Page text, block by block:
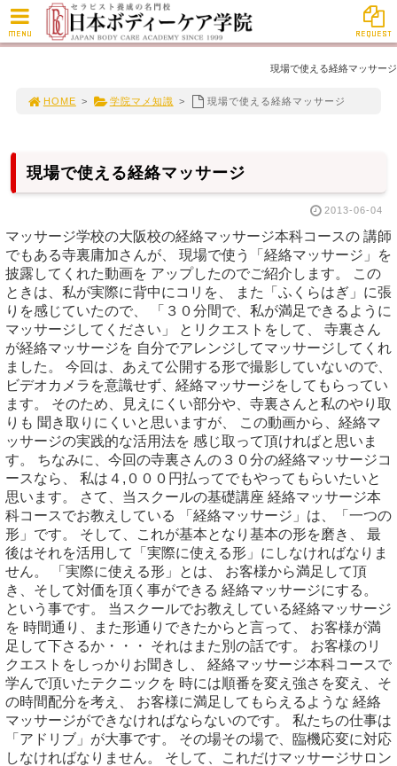
現場で使える経絡マッサージ
HOME > 学院マメ知識 > 現場で使える経絡マッサージ
現場で使える経絡マッサージ
2013-06-04
マッサージ学校の大阪校の経絡マッサージ本科コースの 講師
でもある寺裏庸加さんが、 現場で使う「経絡マッサージ」を
披露してくれた動画を アップしたのでご紹介します。 この
ときは、私が実際に背中にコリを、 また「ふくらはぎ」に張
りを感じていたので、 「３０分間で、私が満足できるように
マッサージしてください」 とリクエストをして、 寺裏さん
が経絡マッサージを 自分でアレンジしてマッサージしてくれ
ました。 今回は、あえて公開する形で撮影していないので、
ビデオカメラを意識せず、経絡マッサージをしてもらってい
ます。 そのため、見えにくい部分や、寺裏さんと私のやり取
りも 聞き取りにくいと思いますが、 この動画から、経絡マ
ッサージの実践的な活用法を 感じ取って頂ければと思いま
す。 ちなみに、今回の寺裏さんの３０分の経絡マッサージコ
ースなら、 私は４,０００円払ってでもやってもらいたいと
思います。 さて、当スクールの基礎講座 経絡マッサージ本
科コースでお教えしている 「経絡マッサージ」は、「一つの
形」です。 そして、これが基本となり基本の形を磨き、 最
後はそれを活用して「実際に使える形」にしなければなりま
せん。 「実際に使える形」とは、 お客様から満足して頂
き、そして対価を頂く事ができる 経絡マッサージにする。
という事です。 当スクールでお教えしている経絡マッサージ
を 時間通り、また形通りできたからと言って、 お客様が満
足して下さるか・・・ それはまた別の話です。 お客様のリ
クエストをしっかりお聞きし、 経絡マッサージ本科コースで
学んで頂いたテクニックを 時には順番を変え強さを変え、そ
の時間配分を考え、 お客様に満足してもらえるような 経絡
マッサージができなければならないのです。 私たちの仕事は
「アドリブ」が大事です。 その場その場で、臨機応変に対応
しなければなりません。 そして、これだけマッサージサロン
MENU REQUEST